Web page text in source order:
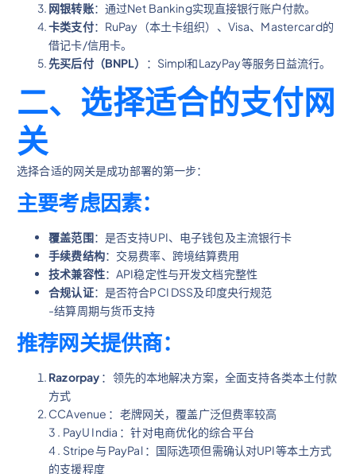
网银转账：通过Net Banking实现直接银行账户付款。
卡类支付：RuPay（本土卡组织）、Visa、Mastercard的
借记卡/信用卡。
先买后付（BNPL）
：Simpl和LazyPay等服务日益流行。
二、选择适合的支付网
关
选择合适的网关是成功部署的第一步：
主要考虑因素：
覆盖范围：是否支持UPI、电子钱包及主流银行卡
手续费结构：交易费率、跨境结算费用
技术兼容性：API稳定性与开发文档完整性
合规认证：是否符合PCI DSS及印度央行规范
-结算周期与货币支持
推荐网关提供商：
Razorpay ：领先的本地解决方案，全面支持各类本土付款
方式
CCAvenue ：老牌网关，覆盖广泛但费率较高
3 . PayU India ：针对电商优化的综合平台
4 . Stripe与 PayPal ：国际选项但需确认对UPI等本土方式
的支援程度